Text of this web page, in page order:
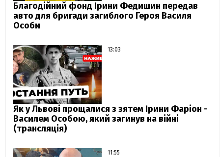
Благодійний фонд Ірини Федишин передав
авто для бригади загиблого Героя Василя
Особи
13:03
Як у Львові прощалися з зятем Ірини Фаріон -
Василем Особою, який загинув на війні
(трансляція)
11:55